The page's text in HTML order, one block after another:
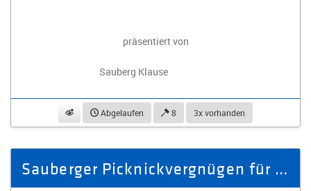
präsentiert von
Sauberg Klause
beobachtenAbgelaufen 8 3x vorhanden
Sauberger Picknickvergnügen für 79,- €